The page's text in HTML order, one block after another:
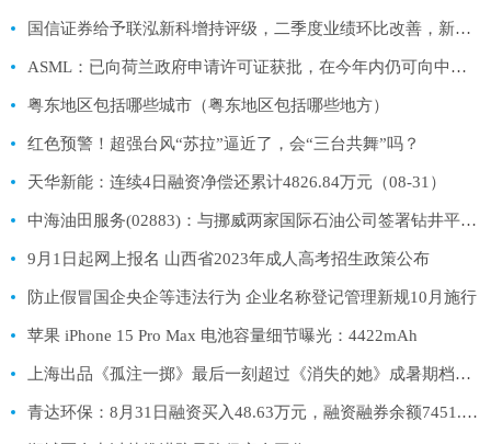
国信证券给予联泓新科增持评级，二季度业绩环比改善，新材料项目多管齐下
ASML：已向荷兰政府申请许可证获批，在今年内仍可向中国出口部分高端浸润式光刻系统
粤东地区包括哪些城市（粤东地区包括哪些地方）
红色预警！超强台风“苏拉”逼近了，会“三台共舞”吗？
天华新能：连续4日融资净偿还累计4826.84万元（08-31）
中海油田服务(02883)：与挪威两家国际石油公司签署钻井平台服务合同
9月1日起网上报名 山西省2023年成人高考招生政策公布
防止假冒国企央企等违法行为 企业名称登记管理新规10月施行
苹果 iPhone 15 Pro Max 电池容量细节曝光：4422mAh
上海出品《孤注一掷》最后一刻超过《消失的她》成暑期档票房冠军
青达环保：8月31日融资买入48.63万元，融资融券余额7451.57万元